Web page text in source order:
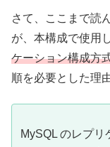
さて、ここまで読
が、本構成で使用
ケーション構成方
順を必要とした理
MySQL のレプリ